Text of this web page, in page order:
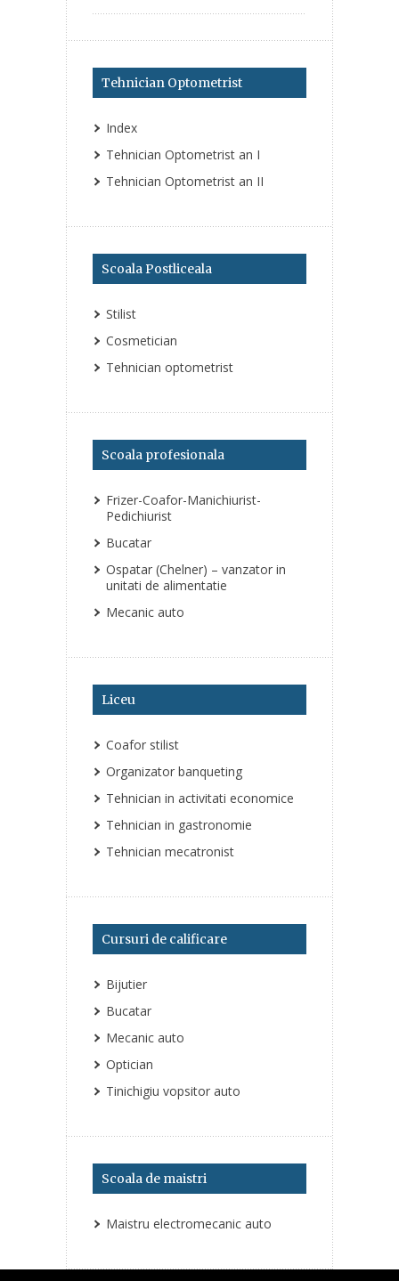
Tehnician Optometrist
Index
Tehnician Optometrist an I
Tehnician Optometrist an II
Scoala Postliceala
Stilist
Cosmetician
Tehnician optometrist
Scoala profesionala
Frizer-Coafor-Manichiurist-
Pedichiurist
Bucatar
Ospatar (Chelner) – vanzator in
unitati de alimentatie
Mecanic auto
Liceu
Coafor stilist
Organizator banqueting
Tehnician in activitati economice
Tehnician in gastronomie
Tehnician mecatronist
Cursuri de calificare
Bijutier
Bucatar
Mecanic auto
Optician
Tinichigiu vopsitor auto
Scoala de maistri
Maistru electromecanic auto